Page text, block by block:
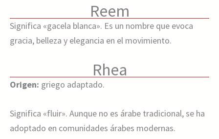
Reem
Significa «gacela blanca». Es un nombre que evoca
gracia, belleza y elegancia en el movimiento.
Rhea
Origen: griego adaptado.
Significa «fluir». Aunque no es árabe tradicional, se ha
adoptado en comunidades árabes modernas.